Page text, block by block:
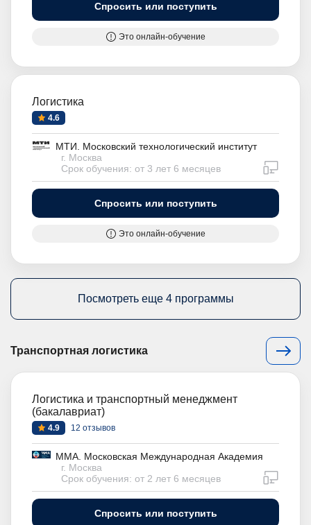
Спросить или поступить
Это онлайн-обучение
Логистика
4.6
МТИ. Московский технологический институт
г. Москва
Срок обучения: от 3 лет 6 месяцев
Спросить или поступить
Это онлайн-обучение
Посмотреть еще 4 программы
Транспортная логистика
Логистика и транспортный менеджмент
(бакалавриат)
4.9 12 отзывов
ММА. Московская Международная Академия
г. Москва
Срок обучения: от 2 лет 6 месяцев
Спросить или поступить